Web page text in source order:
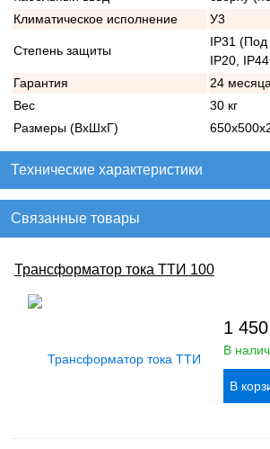
Климатическое исполнение
У3
Степень защиты
IP31 (Под
IP20,
Гарантия
24
Вес
30 кг
Размеры (ВхШхГ)
Технические характеристики
Связанные товары
Трансформатор тока ТТИ 100
1 450
В